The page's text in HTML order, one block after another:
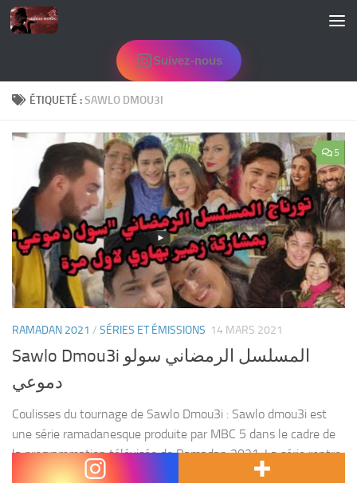
Skip to content
Suivez-nous
ÉTIQUETÉ :SAWLO DMOU3I
5
RAMADAN 2021 / SÉRIES ET ÉMISSIONS 14 MARS 2021
Sawlo Dmou3i المسلسل الرمضاني سولو
دموعي
Coulisses du tournage de Sawlo Dmou3i : Sawlo dmou3i est
une série ramadanesque produite par MBC 5 dans le cadre de
la programmation télévisée de Ramadan 2021. La série rentre
dans la catégorie de...